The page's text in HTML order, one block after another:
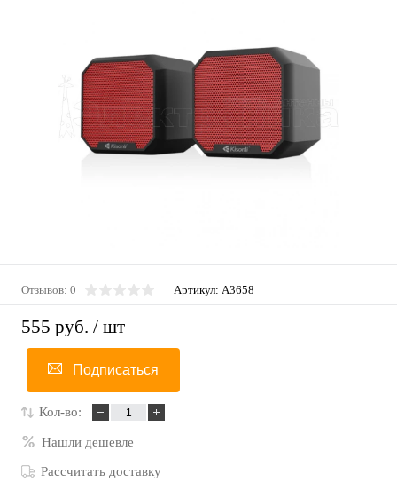
Отзывов: 0 Артикул: A3658
555 руб. / шт
Подписаться
Кол-во:
Нашли дешевле
Рассчитать доставку